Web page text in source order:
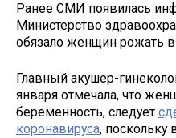
Ранее СМИ появилась
Министерство
обязало женщин рожать в
Главный акушер-
января отмечала, что
беременность, следует
коронавируса, поскольку